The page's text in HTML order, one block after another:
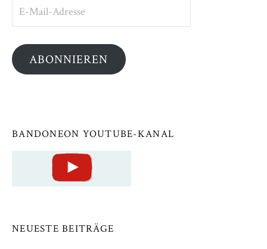
E-
ABONNIEREN
BANDONEON YOUTUBE-KANAL
NEUESTE BEITRÄGE